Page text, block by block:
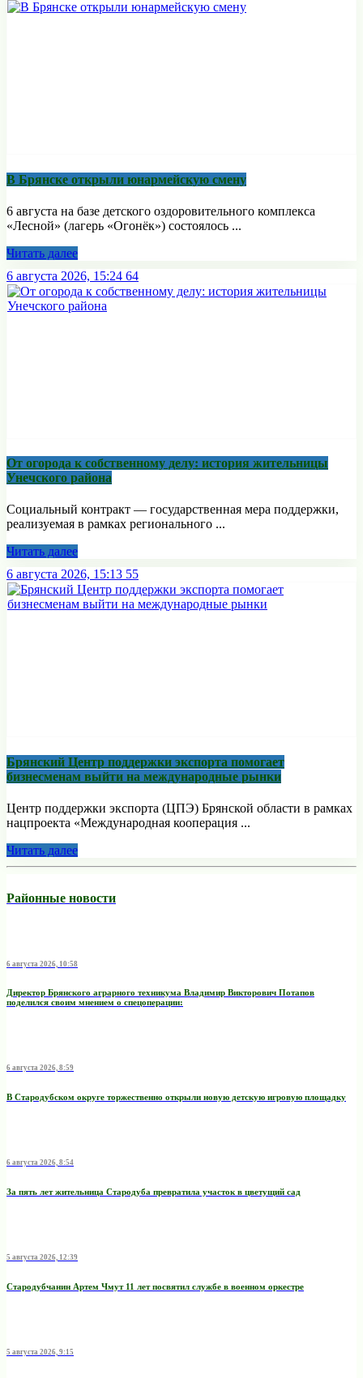
В Брянске открыли юнармейскую смену
6 августа на базе детского оздоровительного комплекса
«Лесной» (лагерь «Огонёк») состоялось ...
Читать далее
6 августа 2026, 15:24 64
От огорода к собственному делу: история жительницы
Унечского района
Социальный контракт — государственная мера поддержки,
реализуемая в рамках регионального ...
Читать далее
6 августа 2026, 15:13 55
Брянский Центр поддержки экспорта помогает
бизнесменам выйти на международные рынки
Центр поддержки экспорта (ЦПЭ) Брянской области в рамках
нацпроекта «Международная кооперация ...
Читать далее
Районные новости
6 августа 2026, 10:58
Директор Брянского аграрного техникума Владимир Викторович Потапов
поделился своим мнением о спецоперации:
6 августа 2026, 8:59
В Стародубском округе торжественно открыли новую детскую игровую площадку
6 августа 2026, 8:54
За пять лет жительница Стародуба превратила участок в цветущий сад
5 августа 2026, 12:39
Стародубчанин Артем Чмут 11 лет посвятил службе в военном оркестре
5 августа 2026, 9:15